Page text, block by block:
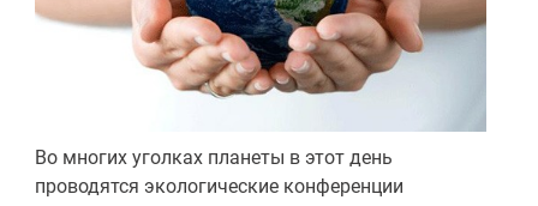
Во многих уголках планеты в этот день
проводятся экологические конференции